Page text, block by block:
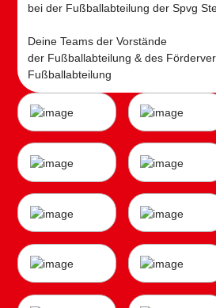
bei der Fußballabteilung der Spvg
Deine Teams der Vorstände
der Fußballabteilung & des
Fußballabteilung